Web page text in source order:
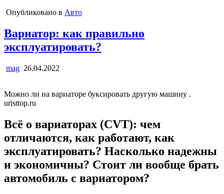
Опубликовано в Авто
Вариатор: как правильно
эксплуатировать?
mag 26.04.2022
Можно ли на вариаторе буксировать другую машину .
uristtop.ru
Всё о вариаторах (CVT): чем
отличаются, как работают, как
эксплуатировать? Насколько надежны
и экономичны? Стоит ли вообще брать
автомобиль с вариатором?